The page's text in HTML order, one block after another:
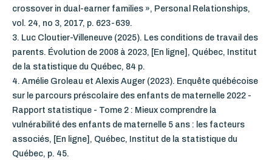
crossover in dual-earner families », Personal Relationships,
vol. 24, no 3, 2017, p. 623-639.
3. Luc Cloutier-Villeneuve (2025). Les conditions de travail des
parents. Évolution de 2008 à 2023, [En ligne], Québec, Institut
de la statistique du Québec, 84 p.
4. Amélie Groleau et Alexis Auger (2023). Enquête québécoise
sur le parcours préscolaire des enfants de maternelle 2022 -
Rapport statistique - Tome 2 : Mieux comprendre la
vulnérabilité des enfants de maternelle 5 ans : les facteurs
associés, [En ligne], Québec, Institut de la statistique du
Québec, p. 45.